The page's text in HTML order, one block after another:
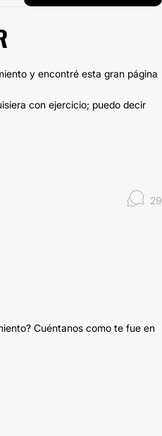
y encontré esta gran página
con ejercicio; puedo decir
29
Cuéntanos como te fue en